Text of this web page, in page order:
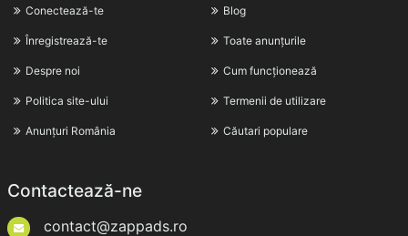
Conectează-te
Înregistrează-te
Despre noi
Politica site-ului
Anunțuri România
Blog
Toate anunțurile
Cum funcționează
Termenii de utilizare
Căutari populare
Contactează-ne
contact@zappads.ro